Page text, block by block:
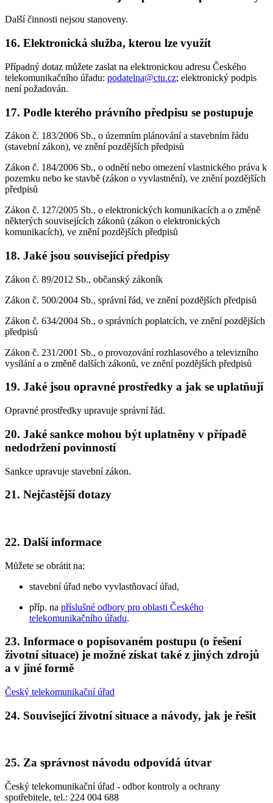
Další činnosti nejsou stanoveny.
16. Elektronická služba, kterou lze využít
Případný dotaz můžete zaslat na elektronickou adresu Českého
telekomunikačního úřadu: podatelna@ctu.cz; elektronický podpis
není požadován.
17. Podle kterého právního předpisu se postupuje
Zákon č. 183/2006 Sb., o územním plánování a stavebním řádu
(stavební zákon), ve znění pozdějších předpisů
Zákon č. 184/2006 Sb., o odnětí nebo omezení vlastnického práva k
pozemku nebo ke stavbě (zákon o vyvlastnění), ve znění pozdějších
předpisů
Zákon č. 127/2005 Sb., o elektronických komunikacích a o změně
některých souvisejících zákonů (zákon o elektronických
komunikacích), ve znění pozdějších předpisů
18. Jaké jsou související předpisy
Zákon č. 89/2012 Sb., občanský zákoník
Zákon č. 500/2004 Sb., správní řád, ve znění pozdějších předpisů
Zákon č. 634/2004 Sb., o správních poplatcích, ve znění pozdějších
předpisů
Zákon č. 231/2001 Sb., o provozování rozhlasového a televizního
vysílání a o změně dalších zákonů, ve znění pozdějších předpisů
19. Jaké jsou opravné prostředky a jak se uplatňují
Opravné prostředky upravuje správní řád.
20. Jaké sankce mohou být uplatněny v případě
nedodržení povinností
Sankce upravuje stavební zákon.
21. Nejčastější dotazy
22. Další informace
Můžete se obrátit na:
stavební úřad nebo vyvlastňovací úřad,
příp. na příslušné odbory pro oblasti Českého
telekomunikačního úřadu.
23. Informace o popisovaném postupu (o řešení
životní situace) je možné získat také z jiných zdrojů
a v jiné formě
Český telekomunikační úřad
24. Související životní situace a návody, jak je řešit
25. Za správnost návodu odpovídá útvar
Český telekomunikační úřad - odbor kontroly a ochrany
spotřebitele, tel.: 224 004 688